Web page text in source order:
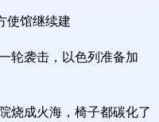
使馆继续建
轮袭击，以色列准备加
烧成火海，椅子都碳化了